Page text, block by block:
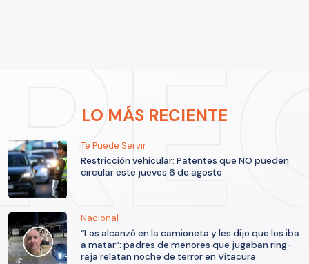
LO MÁS RECIENTE
Te Puede Servir
Restricción vehicular: Patentes que NO pueden
circular este jueves 6 de agosto
Nacional
“Los alcanzó en la camioneta y les dijo que los iba
a matar”: padres de menores que jugaban ring-
raja relatan noche de terror en Vitacura